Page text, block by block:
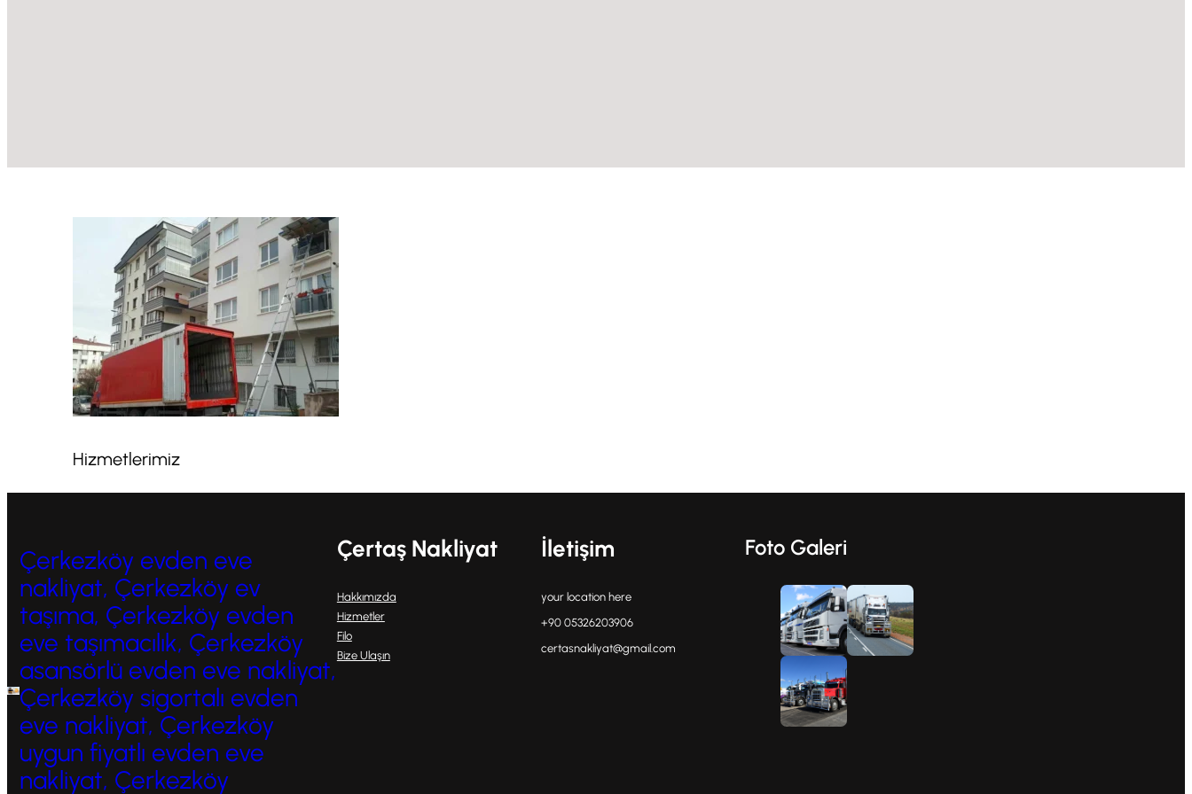
Hizmetlerimiz
Çerkezköy evden eve
nakliyat, Çerkezköy ev
taşıma, Çerkezköy evden
eve taşımacılık, Çerkezköy
asansörlü evden eve nakliyat,
Çerkezköy sigortalı evden
eve nakliyat, Çerkezköy
uygun fiyatlı evden eve
nakliyat, Çerkezköy
Çertaş Nakliyat
Hakkımızda
Hizmetler
Filo
Bize Ulaşın
İletişim
your location here
+90 05326203906
certasnakliyat@gmail.com
Foto Galeri